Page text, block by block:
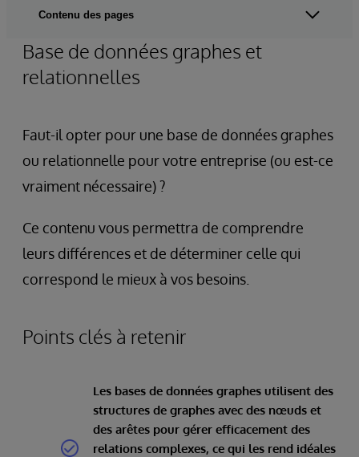
Base de données graphes et
relationnelles
Faut-il opter pour une base de données graphes
ou relationnelle pour votre entreprise (ou est-ce
vraiment nécessaire) ?
Ce contenu vous permettra de comprendre
leurs différences et de déterminer celle qui
correspond le mieux à vos besoins.
Points clés à retenir
Les bases de données graphes utilisent des
structures de graphes avec des nœuds et
des arêtes pour gérer efficacement des
relations complexes, ce qui les rend idéales
Contenu des pages